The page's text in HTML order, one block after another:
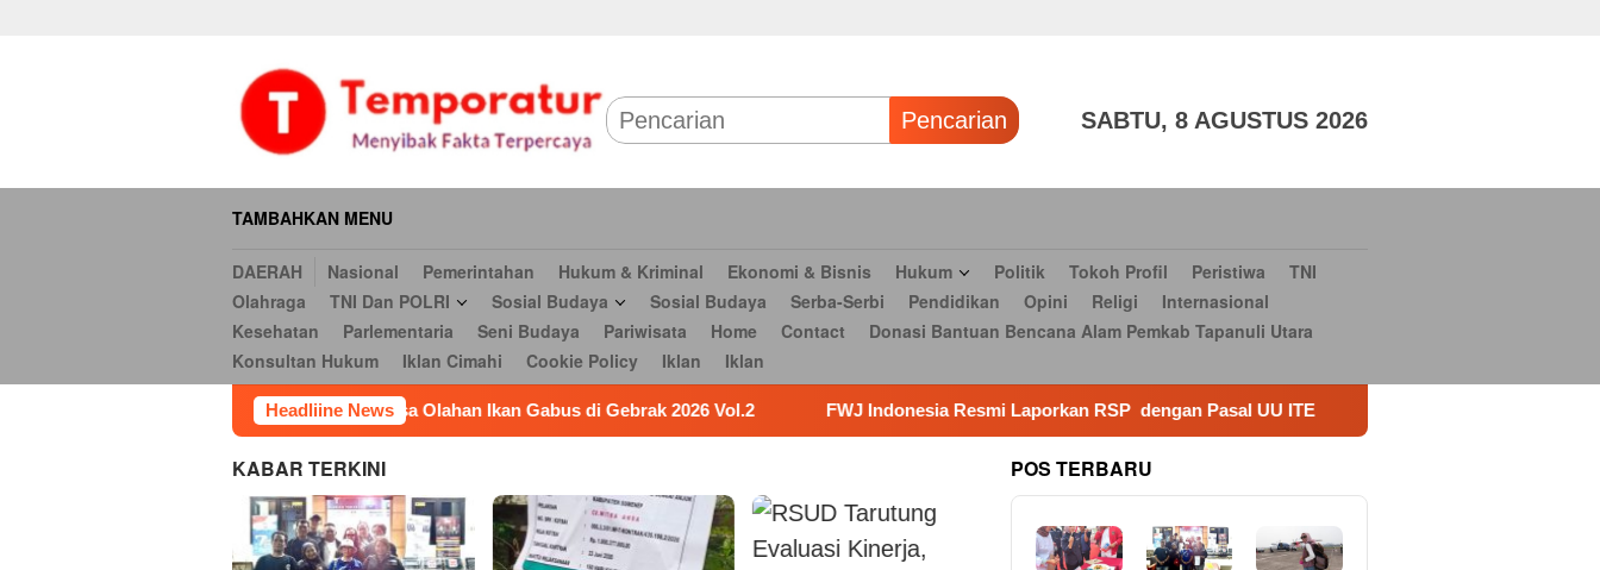
Pencarian SABTU, 8 AGUSTUS 2026
TAMBAHKAN MENU
DAERAH Nasional Pemerintahan Hukum & Kriminal Ekonomi & Bisnis Hukum Politik Tokoh Profil Peristiwa
TNI
Olahraga
TNI Dan POLRI Sosial Budaya Sosial Budaya Serba-Serbi Pendidikan Opini Religi
Internasional
Kesehatan
Parlementaria Seni Budaya Pariwisata Home Contact
Donasi Bantuan Bencana Alam Pemkab Tapanuli Utara
Konsultan Hukum
Iklan Cimahi Cookie Policy Iklan Iklan
Headliine News
Peserta Adu Rasa Olahan Ikan Gabus di Gebrak 2026 Vol.2 FWJ Indonesia Resmi Laporkan RSP dengan Pasal UU ITE Normalisasi Sungai Anjuk Bernilai Rp1,8 Miliar
KABAR TERKINI POS TERBARU
Religi
Cookie Policy Iklan Iklan